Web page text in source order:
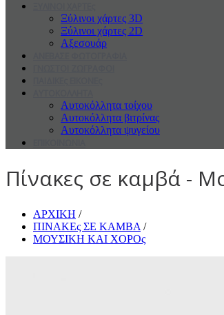
Ξύλινοι χάρτες 3D
Ξύλινοι χάρτες 2D
Αξεσουάρ
Αυτοκόλλητα τοίχου
Αυτοκόλλητα βιτρίνας
Αυτοκόλλητα ψυγείου
Πίνακες σε καμβά -
ΑΡΧΙΚΗ /
ΠΙΝΑΚΕς ΣΕ ΚΑΜΒΑ /
ΜΟΥΣΙΚΗ ΚΑΙ ΧΟΡΟς